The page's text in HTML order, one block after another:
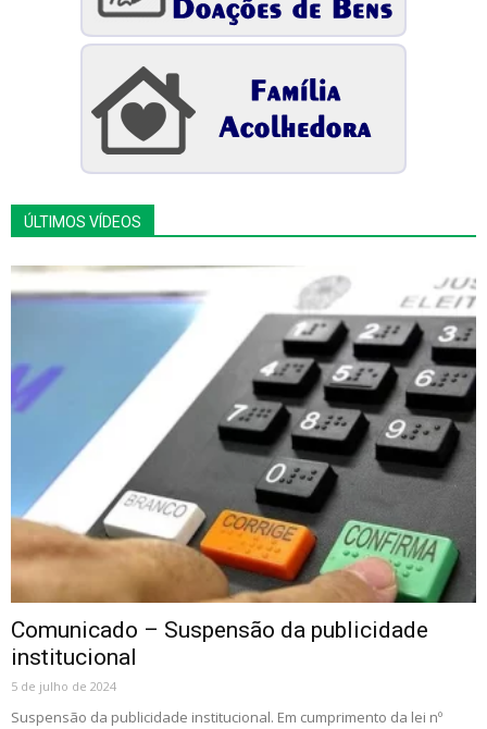
ÚLTIMOS VÍDEOS
Comunicado – Suspensão da publicidade
institucional
5 de julho de 2024
Suspensão da publicidade institucional. Em cumprimento da lei nº